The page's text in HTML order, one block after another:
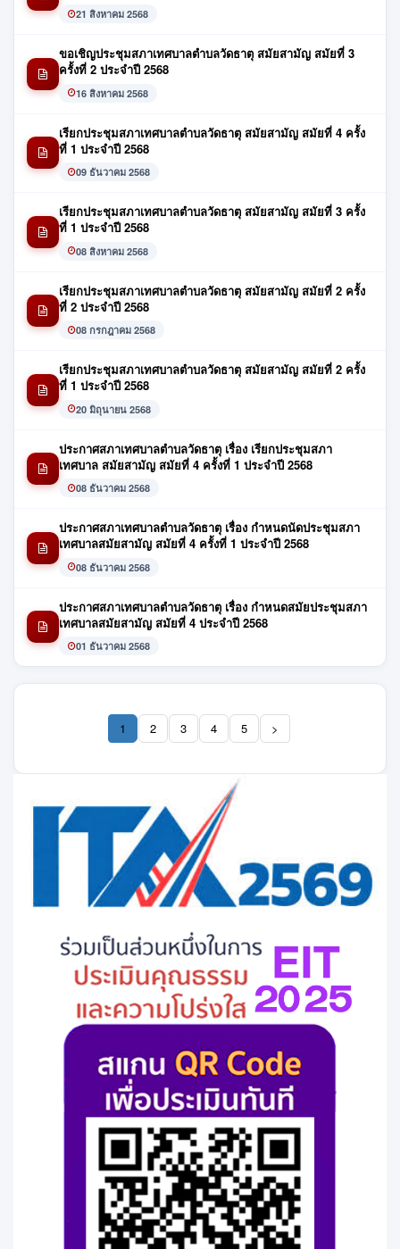
21 สิงหาคม 2568
ขอเชิญประชุมสภาเทศบาลตำบลวัดธาตุ สมัยสามัญ สมัยที่ 3
ครั้งที่ 2 ประจำปี 2568
16 สิงหาคม 2568
เรียกประชุมสภาเทศบาลตำบลวัดธาตุ สมัยสามัญ สมัยที่ 4 ครั้ง
ที่ 1 ประจำปี 2568
09 ธันวาคม 2568
เรียกประชุมสภาเทศบาลตำบลวัดธาตุ สมัยสามัญ สมัยที่ 3 ครั้ง
ที่ 1 ประจำปี 2568
08 สิงหาคม 2568
เรียกประชุมสภาเทศบาลตำบลวัดธาตุ สมัยสามัญ สมัยที่ 2 ครั้ง
ที่ 2 ประจำปี 2568
08 กรกฎาคม 2568
เรียกประชุมสภาเทศบาลตำบลวัดธาตุ สมัยสามัญ สมัยที่ 2 ครั้ง
ที่ 1 ประจำปี 2568
20 มิถุนายน 2568
ประกาศสภาเทศบาลตำบลวัดธาตุ เรื่อง เรียกประชุมสภา
เทศบาล สมัยสามัญ สมัยที่ 4 ครั้งที่ 1 ประจำปี 2568
08 ธันวาคม 2568
ประกาศสภาเทศบาลตำบลวัดธาตุ เรื่อง กำหนดนัดประชุมสภา
เทศบาลสมัยสามัญ สมัยที่ 4 ครั้งที่ 1 ประจำปี 2568
08 ธันวาคม 2568
ประกาศสภาเทศบาลตำบลวัดธาตุ เรื่อง กำหนดสมัยประชุมสภา
เทศบาลสมัยสามัญ สมัยที่ 4 ประจำปี 2568
01 ธันวาคม 2568
1 (current)
2 3 4 5 >